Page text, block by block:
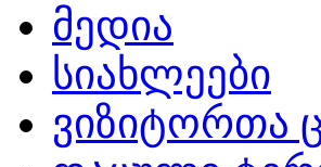
მედია
სიახლეები
ვიზიტორთა